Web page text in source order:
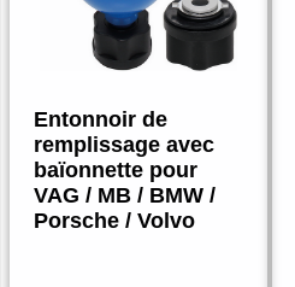
Entonnoir de
remplissage avec
baïonnette pour
VAG / MB / BMW /
Porsche / Volvo